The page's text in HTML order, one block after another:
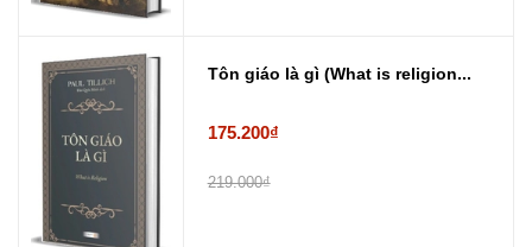
Tôn giáo là gì (What is religion...
175.200₫
219.000₫